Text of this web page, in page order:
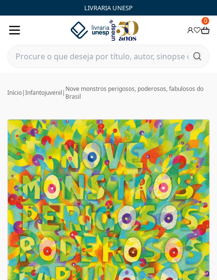
LIVRARIA UNESP
0
Início|Infantojuvenil | Nove monstros perigosos, poderosos, fabulosos do
Brasil